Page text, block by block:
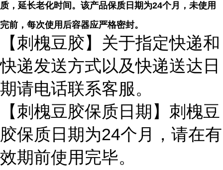
质，延长老化时间。 该产品保质日期为24个月，未使用
完前，每次使用后容器应严格密封。
【刺槐豆胶】关于指定快递和
快递发送方式以及快递送达日
期请电话联系客服。
【刺槐豆胶保质日期】刺槐豆
胶保质日期为24个月，请在有
效期前使用完毕。